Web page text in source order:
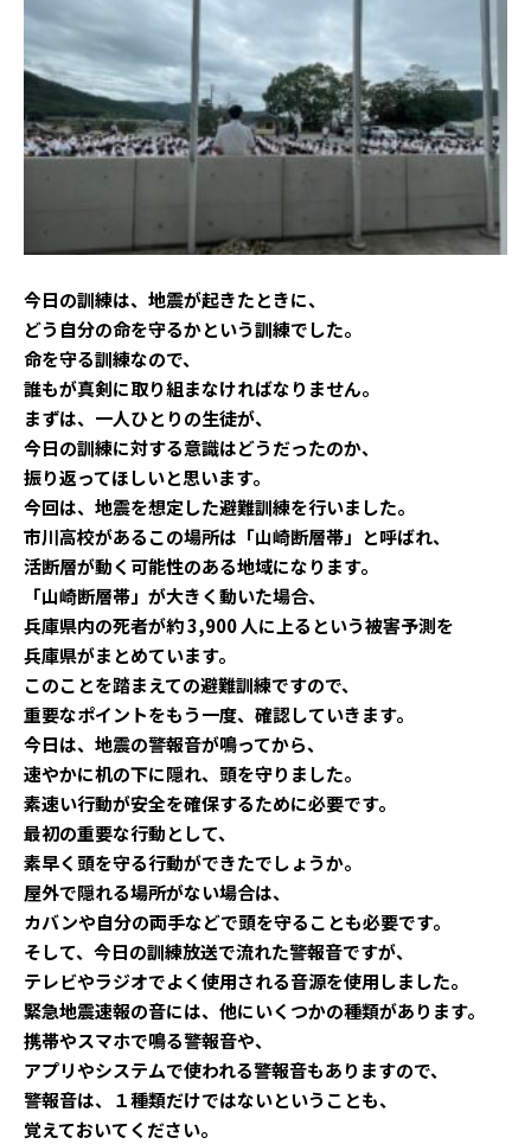
今日の訓練は、地震が起きたときに、
どう自分の命を守るかという訓練でした。
命を守る訓練なので、
誰もが真剣に取り組まなければなりません。
まずは、一人ひとりの生徒が、
今日の訓練に対する意識はどうだったのか、
振り返ってほしいと思います。
今回は、地震を想定した避難訓練を行いました。
市川高校があるこの場所は「山崎断層帯」と呼ばれ、
活断層が動く可能性のある地域になります。
「山崎断層帯」が大きく動いた場合、
兵庫県内の死者が約 3,900 人に上るという被害予測を
兵庫県がまとめています。
このことを踏まえての避難訓練ですので、
重要なポイントをもう一度、確認していきます。
今日は、地震の警報音が鳴ってから、
速やかに机の下に隠れ、頭を守りました。
素速い行動が安全を確保するために必要です。
最初の重要な行動として、
素早く頭を守る行動ができたでしょうか。
屋外で隠れる場所がない場合は、
カバンや自分の両手などで頭を守ることも必要です。
そして、今日の訓練放送で流れた警報音ですが、
テレビやラジオでよく使用される音源を使用しました。
緊急地震速報の音には、他にいくつかの種類があります。
携帯やスマホで鳴る警報音や、
アプリやシステムで使われる警報音もありますので、
警報音は、１種類だけではないということも、
覚えておいてください。